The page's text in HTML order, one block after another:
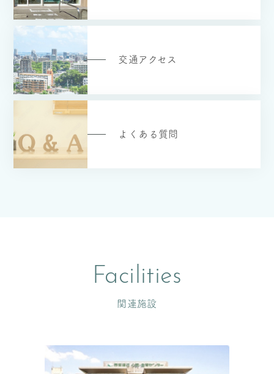
交通アクセス
よくある質問
Facilities
関連施設